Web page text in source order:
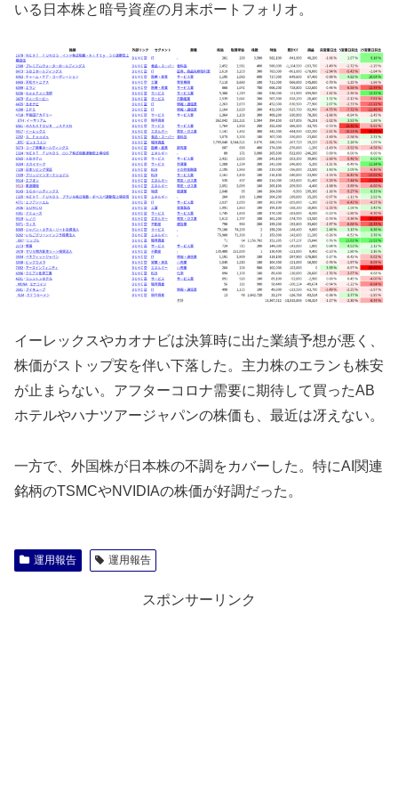
いる日本株と暗号資産の月末ポートフォリオ。
イーレックスやカオナビは決算時に出た業績予想が悪く、
株価がストップ安を伴い下落した。主力株のエランも株安
が止まらない。アフターコロナ需要に期待して買ったAB
ホテルやハナツアージャパンの株価も、最近は冴えない。
一方で、外国株が日本株の不調をカバーした。特にAI関連
銘柄のTSMCやNVIDIAの株価が好調だった。
運用報告 運用報告
スポンサーリンク